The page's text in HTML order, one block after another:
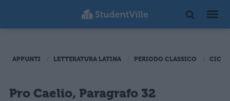
APPUNTI LETTERATURA LATINA PERIODO CLASSICO
Pro Caelio, Paragrafo 32